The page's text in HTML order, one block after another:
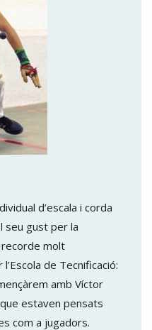
d’escala i corda
seu gust per la
molt
de Tecnificació:
amb Víctor
estaven pensats
com a jugadors.